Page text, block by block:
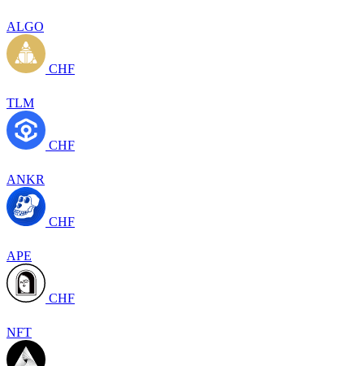
ALGO
CHF
TLM
CHF
ANKR
CHF
APE
CHF
NFT